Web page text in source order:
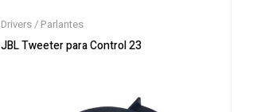
Drivers / Parlantes
JBL Tweeter para Control 23